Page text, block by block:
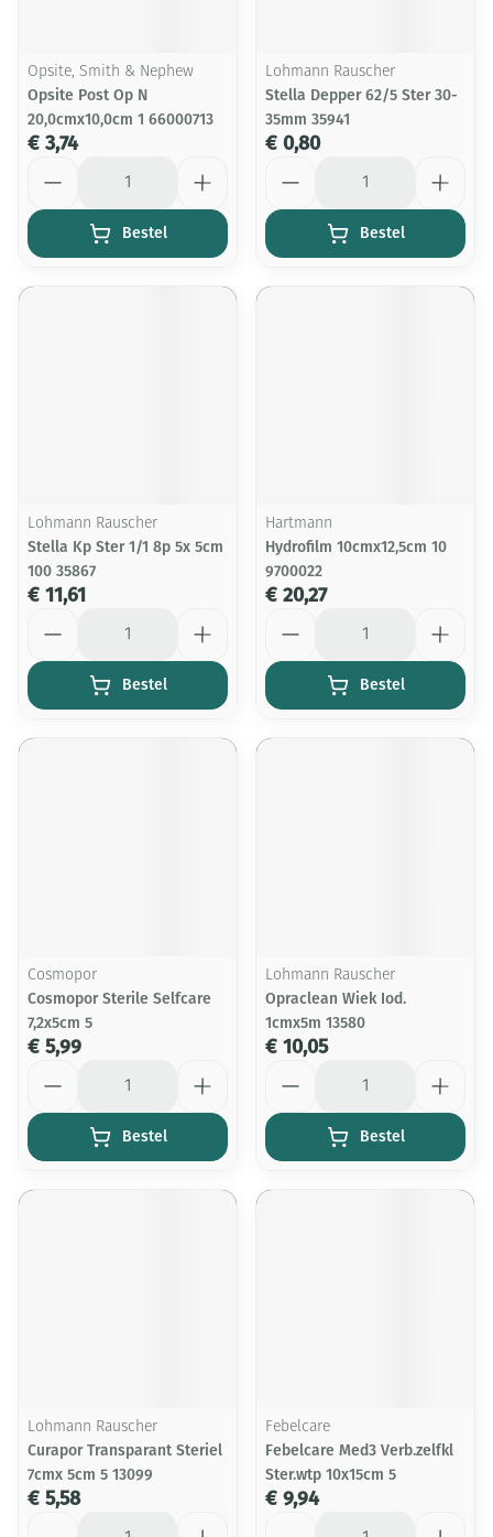
Opsite, Smith & Nephew
Opsite Post Op N
20,0cmx10,0cm 1 66000713
€ 3,74
Bestel
Lohmann Rauscher
Stella Depper 62/5 Ster 30-
35mm 35941
€ 0,80
Bestel
Lohmann Rauscher
Stella Kp Ster 1/1 8p 5x 5cm
100 35867
€ 11,61
Bestel
Hartmann
Hydrofilm 10cmx12,5cm 10
9700022
€ 20,27
Bestel
Cosmopor
Cosmopor Sterile Selfcare
7,2x5cm 5
€ 5,99
Bestel
Lohmann Rauscher
Opraclean Wiek Iod.
1cmx5m 13580
€ 10,05
Bestel
Lohmann Rauscher
Curapor Transparant Steriel
7cmx 5cm 5 13099
€ 5,58
Febelcare
Febelcare Med3 Verb.zelfkl
Ster.wtp 10x15cm 5
€ 9,94